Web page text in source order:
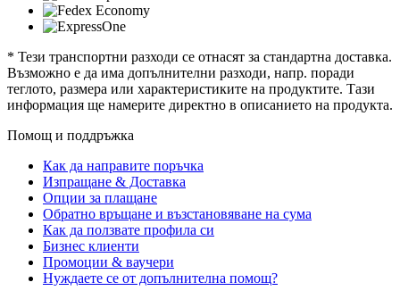
* Тези транспортни разходи се отнасят за стандартна доставка.
Възможно е да има допълнителни разходи, напр. поради
теглото, размера или характеристиките на продуктите. Тази
информация ще намерите директно в описанието на продукта.
Помощ и поддръжка
Как да направите поръчка
Изпращане & Доставка
Опции за плащане
Обратно връщане и възстановяване на сума
Как да ползвате профила си
Бизнес клиенти
Промоции & ваучери
Нуждаете се от допълнителна помощ?